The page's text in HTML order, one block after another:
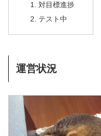
対目標進捗
テスト中
運営状況